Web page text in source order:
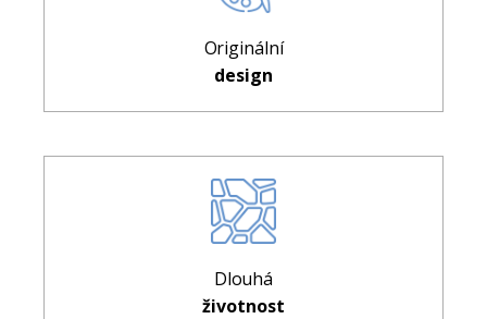
Originální
design
Dlouhá
životnost